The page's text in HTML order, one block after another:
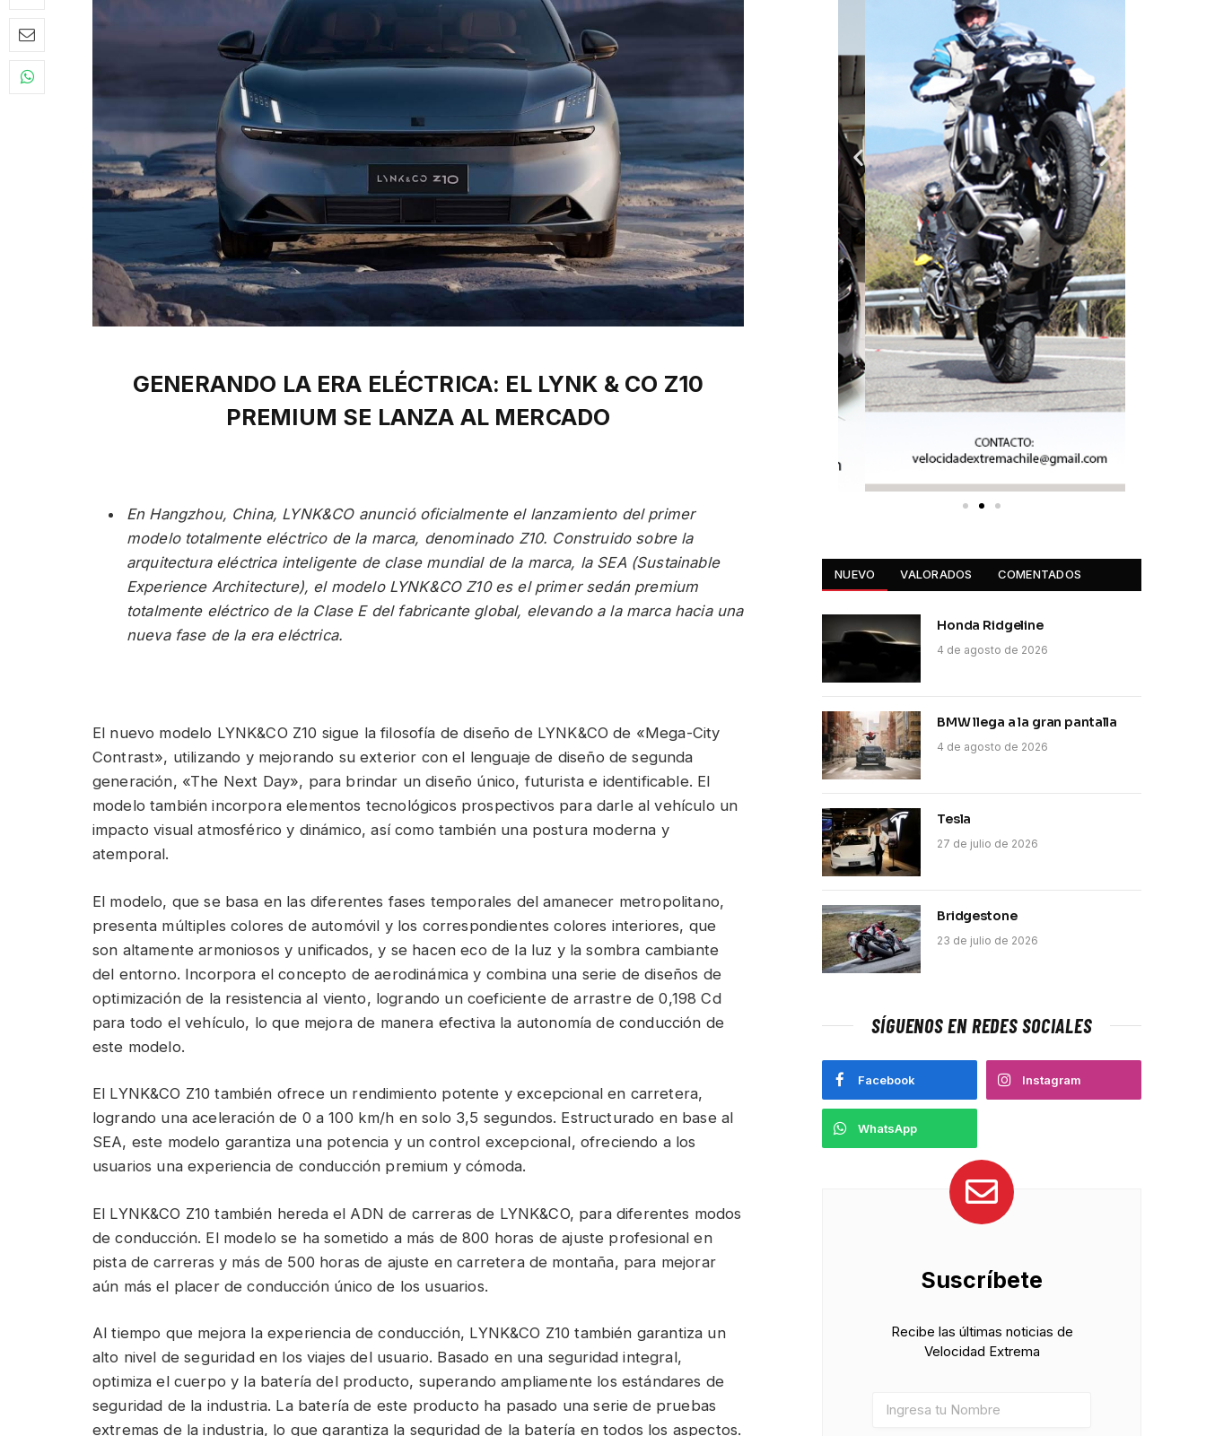
GENERANDO LA ERA ELÉCTRICA: EL LYNK & CO Z10
PREMIUM SE LANZA AL MERCADO
En Hangzhou, China, LYNK&CO anunció oficialmente el lanzamiento del primer
modelo totalmente eléctrico de la marca, denominado Z10. Construido sobre la
arquitectura eléctrica inteligente de clase mundial de la marca, la SEA (Sustainable
Experience Architecture), el modelo LYNK&CO Z10 es el primer sedán premium
totalmente eléctrico de la Clase E del fabricante global, elevando a la marca hacia una
nueva fase de la era eléctrica.
El nuevo modelo LYNK&CO Z10 sigue la filosofía de diseño de LYNK&CO de «Mega-City
Contrast», utilizando y mejorando su exterior con el lenguaje de diseño de segunda
generación, «The Next Day», para brindar un diseño único, futurista e identificable. El
modelo también incorpora elementos tecnológicos prospectivos para darle al vehículo un
impacto visual atmosférico y dinámico, así como también una postura moderna y
atemporal.
El modelo, que se basa en las diferentes fases temporales del amanecer metropolitano,
presenta múltiples colores de automóvil y los correspondientes colores interiores, que
son altamente armoniosos y unificados, y se hacen eco de la luz y la sombra cambiante
del entorno. Incorpora el concepto de aerodinámica y combina una serie de diseños de
optimización de la resistencia al viento, logrando un coeficiente de arrastre de 0,198 Cd
para todo el vehículo, lo que mejora de manera efectiva la autonomía de conducción de
este modelo.
El LYNK&CO Z10 también ofrece un rendimiento potente y excepcional en carretera,
logrando una aceleración de 0 a 100 km/h en solo 3,5 segundos. Estructurado en base al
SEA, este modelo garantiza una potencia y un control excepcional, ofreciendo a los
usuarios una experiencia de conducción premium y cómoda.
El LYNK&CO Z10 también hereda el ADN de carreras de LYNK&CO, para diferentes modos
de conducción. El modelo se ha sometido a más de 800 horas de ajuste profesional en
pista de carreras y más de 500 horas de ajuste en carretera de montaña, para mejorar
aún más el placer de conducción único de los usuarios.
Al tiempo que mejora la experiencia de conducción, LYNK&CO Z10 también garantiza un
alto nivel de seguridad en los viajes del usuario. Basado en una seguridad integral,
optimiza el cuerpo y la batería del producto, superando ampliamente los estándares de
seguridad de la industria. La batería de este producto ha pasado una serie de pruebas
extremas de la industria, lo que garantiza la seguridad de la batería en todos los aspectos.
NUEVO VALORADOS COMENTADOS
Honda Ridgeline
4 de agosto de 2026
BMW llega a la gran pantalla
4 de agosto de 2026
Tesla
27 de julio de 2026
Bridgestone
23 de julio de 2026
SÍGUENOS EN REDES SOCIALES
Facebook Instagram
WhatsApp
Suscríbete
Recibe las últimas noticias de
Velocidad Extrema